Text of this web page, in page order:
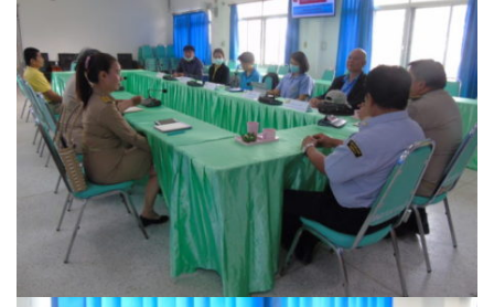
บ้านนาโฮมสเตย์
บ้านปัว ปลายนา
บ้านพักชมดอย
บ้านยลญภา
บ้านริมทุ่งรีสอร์ท